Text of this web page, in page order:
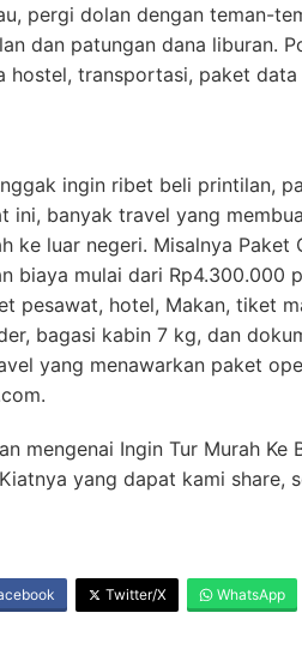
pergi dolan dengan teman-
dan patungan dana liburan.
hostel, transportasi, paket data
ingin ribet beli printilan,
ini, banyak travel yang
ke luar negeri. Misalnya Paket
biaya mulai dari Rp4.300.000
pesawat, hotel, Makan, tiket
bagasi kabin 7 kg, dan
yang menawarkan paket
mengenai Ingin Tur Murah Ke
yang dapat kami share,
Twitter/X WhatsApp